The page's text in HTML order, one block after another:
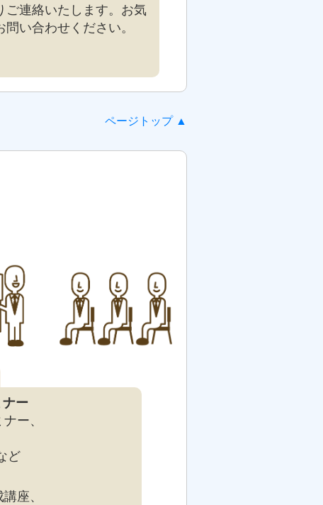
ご連絡いたします。お気
問い合わせください。
ページトップ ▲
ナー
ー、
ど
座、